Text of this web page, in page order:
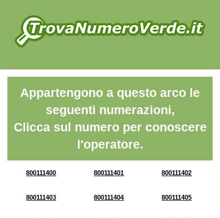
Appartengono a questo arco le
seguenti numerazioni,
Clicca sul numero per conoscere
l'operatore.
800111400 800111401 800111402
800111403 800111404 800111405